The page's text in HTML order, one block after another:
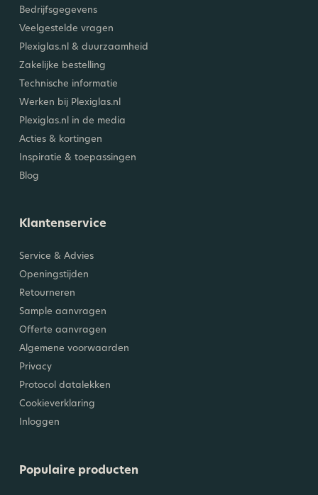
Bedrijfsgegevens
Veelgestelde vragen
Plexiglas.nl & duurzaamheid
Zakelijke bestelling
Technische informatie
Werken bij Plexiglas.nl
Plexiglas.nl in de media
Acties & kortingen
Inspiratie & toepassingen
Blog
Klantenservice
Service & Advies
Openingstijden
Retourneren
Sample aanvragen
Offerte aanvragen
Algemene voorwaarden
Privacy
Protocol datalekken
Cookieverklaring
Inloggen
Populaire producten